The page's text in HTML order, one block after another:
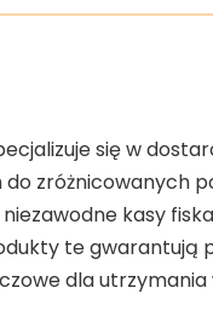
się w
zróżnicowanych
kasy
te gwarantują
dla utrzymania